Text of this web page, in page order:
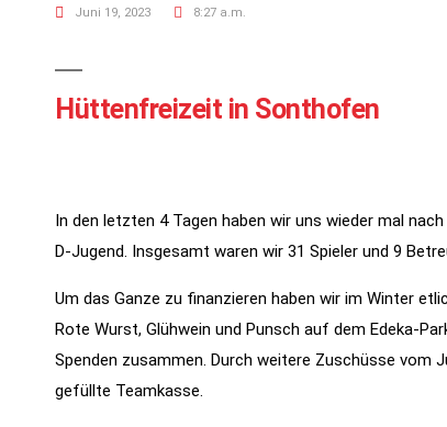
Juni 19, 2023 8:27 a.m.
Hüttenfreizeit in Sonthofen
In den letzten 4 Tagen haben wir uns wieder mal
D-Jugend. Insgesamt waren wir 31 Spieler und 9
Um das Ganze zu finanzieren haben wir im Winter
Rote Wurst, Glühwein und Punsch auf dem Edeka-
Spenden zusammen. Durch weitere Zuschüsse vom
gefüllte Teamkasse.
Notwendig